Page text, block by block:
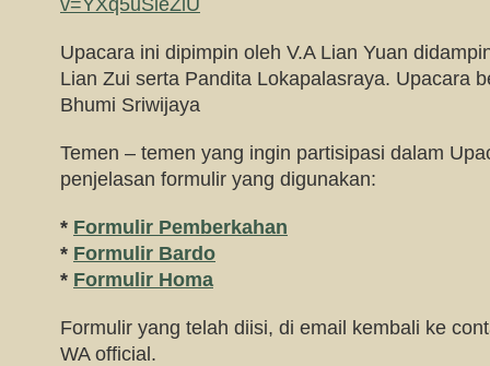
v=YXq5uSieZlU
Upacara ini dipimpin oleh V.A Lian Yuan
Lian Zui serta Pandita Lokapalasraya. Upacara
Bhumi Sriwijaya
Temen – temen yang ingin partisipasi dalam
penjelasan formulir yang digunakan:
* Formulir Pemberkahan
* Formulir Bardo
* Formulir Homa
Formulir yang telah diisi, di email kembali ke
WA official.